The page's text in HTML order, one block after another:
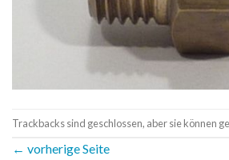
Trackbacks sind geschlossen, aber sie können
← vorherige Seite